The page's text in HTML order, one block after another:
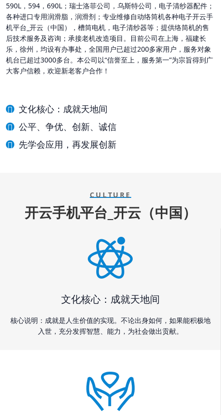
590L，594，690L；瑞士洛菲公司，乌斯特公司，电子清纱器配件；
各种进口专用润滑脂，润滑剂；专业维修自动络筒机各种电子开云手
机平台_开云（中国），槽筒电机，电子清纱器等；提供络筒机的售
后技术服务及咨询；承接老机改造项目。目前公司在上海，福建长
乐，徐州，均设有办事处，全国用户已超过200多家用户，服务对象
机台已超过3000多台。本公司以“信誉至上，服务第一”为宗旨得到广
大客户信赖，欢迎新老客户合作！
文化核心：成就天地间
公平、争优、创新、诚信
先学会应用，再发展创新
CULTURE
开云手机平台_开云（中国）
文化核心：成就天地间
核心说明：成就是人生价值的实现。不论出身如何，如果能积极地
入世，充分发挥智慧、能力，为社会做出贡献。